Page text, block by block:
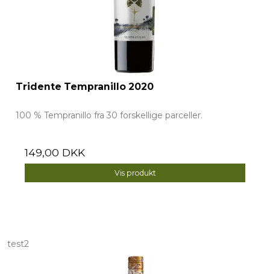
Tridente Tempranillo 2020
100 % Tempranillo fra 30 forskellige parceller.
149,00 DKK
Vis produkt
test2